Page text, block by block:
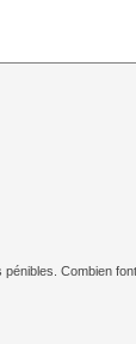
Combien